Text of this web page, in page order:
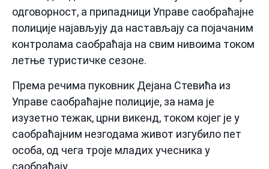
одговорност, а припадници Управе саобраћајне
полиције најављују да настављају са појачаним
контролама саобраћаја на свим нивоима током
летње туристичке сезоне.
Према речима пуковник Дејана Стевића из
Управе саобраћајне полиције, за нама је
изузетно тежак, црни викенд, током којег је у
саобраћајним незгодама живот изгубило пет
особа, од чега троје младих учесника у
саобраћају.